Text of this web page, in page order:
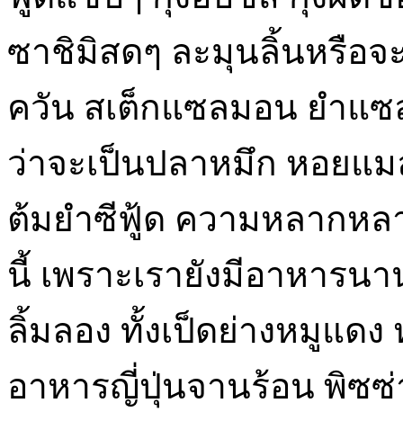
ซาชิมิสดๆ ละมุนลิ้นหรือจ
ควัน สเต็กแซลมอน ยำแ
ว่าจะเป็นปลาหมึก หอยแ
ต้มยำซีฟู้ด ความหลากหล
นี้ เพราะเรายังมีอาหาร
ลิ้มลอง ทั้งเป็ดย่างหมูแด
อาหารญี่ปุ่นจานร้อน พิซซ่